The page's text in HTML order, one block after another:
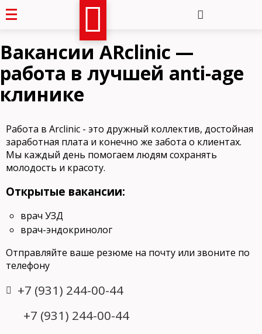
Вакансии ARclinic —
работа в лучшей anti-age
клинике
Работа в Arclinic - это дружный коллектив, достойная
заработная плата и конечно же забота о клиентах.
Мы каждый день помогаем людям сохранять
молодость и красоту.
Открытые вакансии:
врач УЗД
врач-эндокринолог
Отправляйте ваше резюме на почту или звоните по
телефону
+7 (931) 244-00-44
+7 (931) 244-00-44